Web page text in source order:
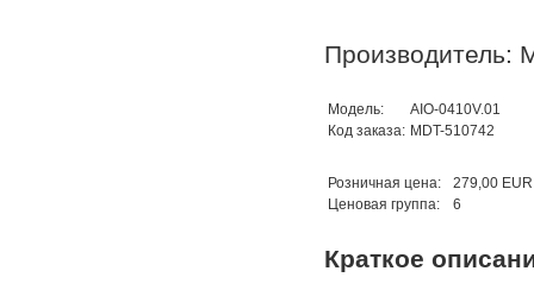
Производитель:
Модель:
AIO-0410V.01
Код заказа: MDT-510742
Розничная цена:
279,00 EUR
Ценовая группа:
6
Краткое